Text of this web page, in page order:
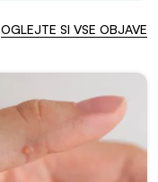
OGLEJTE SI VSE OBJAVE